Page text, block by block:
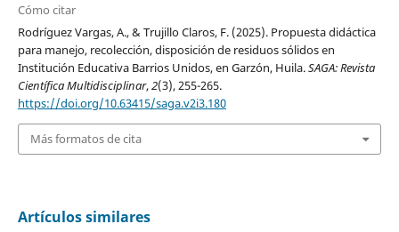
Cómo citar
Rodríguez Vargas, A., & Trujillo Claros, F. (2025). Propuesta didáctica
para manejo, recolección, disposición de residuos sólidos en
Institución Educativa Barrios Unidos, en Garzón, Huila.SAGA: Revista
Científica Multidisciplinar,2(3), 255-265.
https://doi.org/10.63415/saga.v2i3.180
Más formatos de cita
Artículos similares